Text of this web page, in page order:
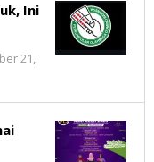
Ini
21,